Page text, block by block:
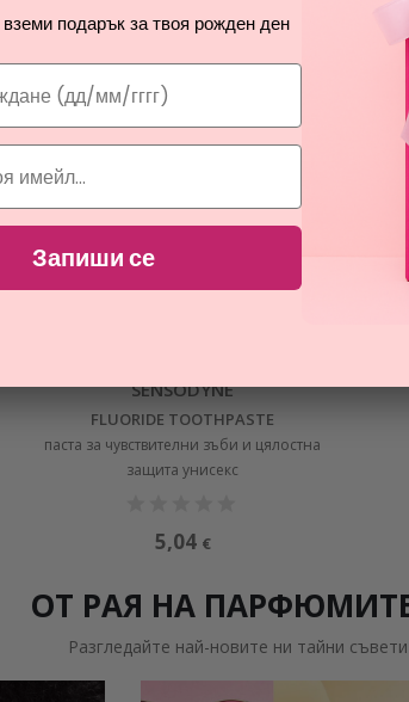
SENSODYNE
FLUORIDE TOOTHPASTE
паста за чувствителни зъби и цялостна
защита унисекс
5,04 €
ОТ РАЯ НА
Разгледайте най-новите ни тайни
подарък за твоя рожден ден
Запиши се